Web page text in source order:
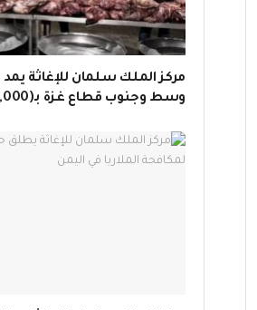
مركز الملك سلمان للإغاثة يمد
وسط وجنوب قطاع غزة بـ(25,000) ألف وجبة غذائية